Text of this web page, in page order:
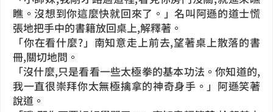
瞧。沒想到你這麼快就回來了。」名叫阿遜的道士慌
張地把手中的書籍放回桌上,解釋著。
「你在看什麼?」南知意走上前去,望著桌上散落的書
冊,關切地問。
「沒什麼,只是看看一些太極拳的基本功法。你知道的,
我一直很崇拜你太無極擒拿的神奇身手。」阿遜笑著
說道。